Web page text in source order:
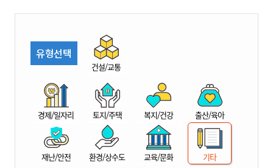
권
시
산
유형선택
건설/교통
경제/일자리 토지/주택 복지/건강 출산/육아
재난/안전 환경/상수도 교육/문화 기타